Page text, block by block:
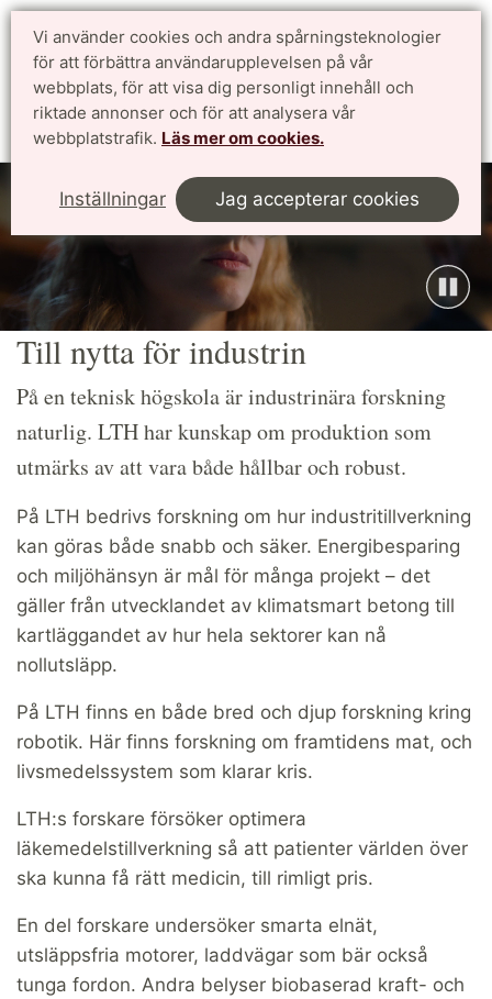
Vi använder cookies och andra spårningsteknologier
för att förbättra användarupplevelsen på vår
webbplats, för att visa dig personligt innehåll och
riktade annonser och för att analysera vår
webbplatstrafik. Läs mer om cookies.
Inställningar Jag accepterar cookies
Sök
Till nytta för industrin
På en teknisk högskola är industrinära forskning
naturlig. LTH har kunskap om produktion som
utmärks av att vara både hållbar och robust.
På LTH bedrivs forskning om hur industritillverkning
kan göras både snabb och säker. Energibesparing
och miljöhänsyn är mål för många projekt – det
gäller från utvecklandet av klimatsmart betong till
kartläggandet av hur hela sektorer kan nå
nollutsläpp.
På LTH finns en både bred och djup forskning kring
robotik. Här finns forskning om framtidens mat, och
livsmedelssystem som klarar kris.
LTH:s forskare försöker optimera
läkemedelstillverkning så att patienter världen över
ska kunna få rätt medicin, till rimligt pris.
En del forskare undersöker smarta elnät,
utsläppsfria motorer, laddvägar som bär också
tunga fordon. Andra belyser biobaserad kraft- och